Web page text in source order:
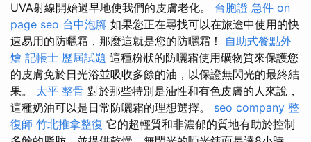
UVA射線開始過早地使我們的皮膚老化。 台胞證 急件 on
page seo 台中泡腳 如果您正在尋找可以在旅途中使用的快
速易用的防曬霜，那麼這就是您的防曬霜！ 自助式餐點外
燴 記帳士 歷屆試題 這種粉狀的防曬霜使用礦物質來保護您
的皮膚免於日光浴並吸收多餘的油，以保證無閃光的最終結
果。 太平 整骨 對於那些特別是油性和有色皮膚的人來說，
這種奶油可以是日常防曬霜的理想選擇。 seo company 整
復師 竹北推拿整復 它的超輕質和非濃郁的質地有助於控制